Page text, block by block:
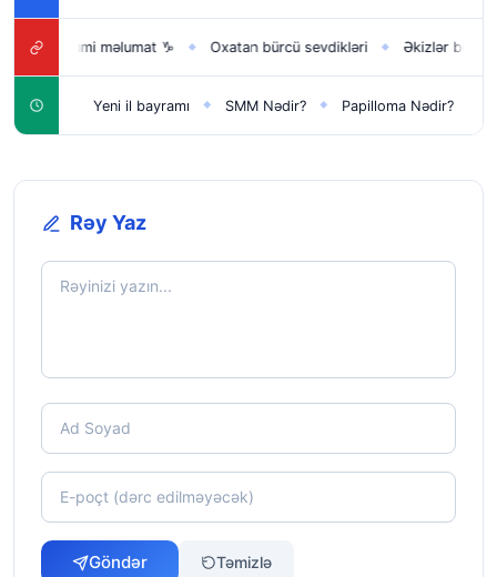
ümumi məlumat ♑ ◆ Oxatan bürcü sevdikləri ◆ Əkizlər bürcü
◆ Yeni il bayramı ◆ SMM Nədir? ◆ Papilloma Nədir? ◆
Rəy Yaz
Göndər Təmizlə